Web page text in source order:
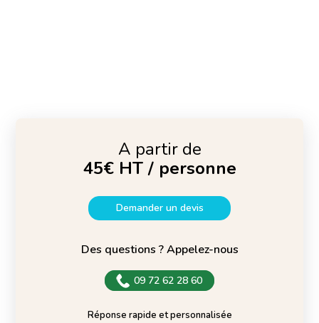
A partir de
45€ HT / personne
Demander un devis
Des questions ? Appelez-nous
09 72 62 28 60
Réponse rapide et personnalisée